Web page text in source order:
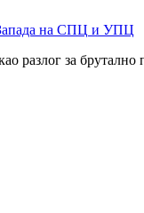
на СПЦ и УПЦ
разлог за